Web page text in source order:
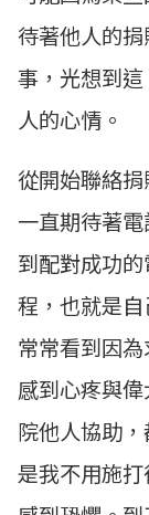
待著他人的
事，光想到
人的心情。
從開始聯絡
一直期待著
到配對成功
程，也就是
常常看到因
感到心疼與
院他人協助
是我不用施